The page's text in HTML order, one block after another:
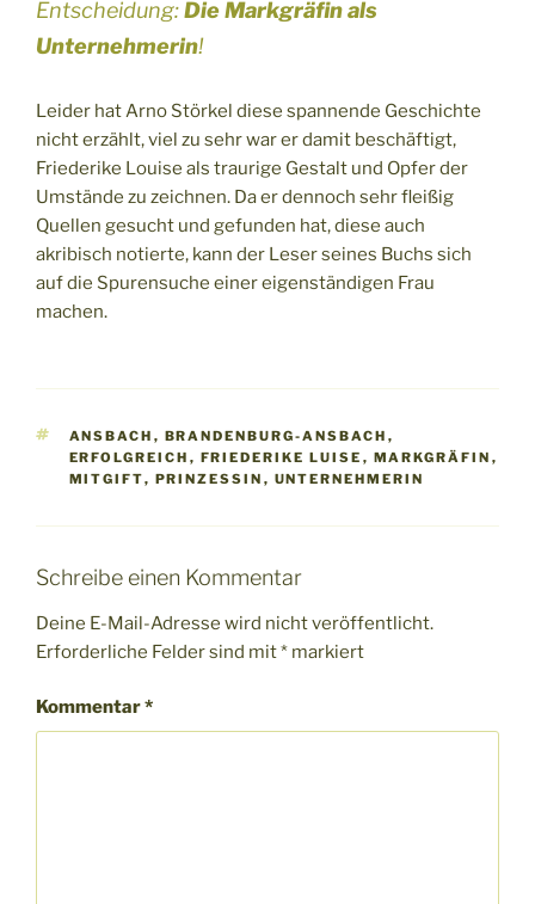
Entscheidung:Die Markgräfin als
Unternehmerin!
Leider hat Arno Störkel diese spannende Geschichte
nicht erzählt, viel zu sehr war er damit beschäftigt,
Friederike Louise als traurige Gestalt und Opfer der
Umstände zu zeichnen. Da er dennoch sehr fleißig
Quellen gesucht und gefunden hat, diese auch
akribisch notierte, kann der Leser seines Buchs sich
auf die Spurensuche einer eigenständigen Frau
machen.
SCHLAGWÖRTER
ANSBACH , BRANDENBURG-ANSBACH ,
ERFOLGREICH , FRIEDERIKE LUISE , MARKGRÄFIN ,
MITGIFT, PRINZESSIN , UNTERNEHMERIN
Schreibe einen Kommentar
Deine E-Mail-Adresse wird nicht veröffentlicht.
Erforderliche Felder sind mit* markiert
Kommentar*